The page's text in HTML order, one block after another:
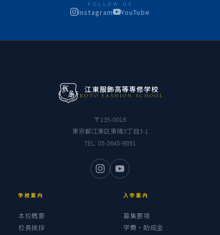
FOLLOW US
Instagram YouTube
江東服飾高等専修学校
KOTO FASHION SCHOOL
〒135-0016
東京都江東区東陽3丁目3-1
TEL: 03-3645-9891
学校案内
本校概要
校長挨拶
入学案内
募集要項
学費・助成金